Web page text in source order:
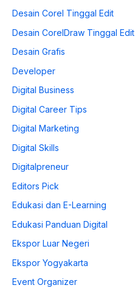
Desain Corel Tinggal Edit
Desain CorelDraw Tinggal Edit
Desain Grafis
Developer
Digital Business
Digital Career Tips
Digital Marketing
Digital Skills
Digitalpreneur
Editors Pick
Edukasi dan E-Learning
Edukasi Panduan Digital
Ekspor Luar Negeri
Ekspor Yogyakarta
Event Organizer